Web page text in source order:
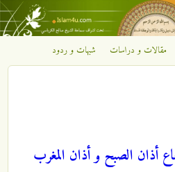
الرئيسي
مقالات و دراسات شبهات و ردود
أذان الصبح و أذان المغرب